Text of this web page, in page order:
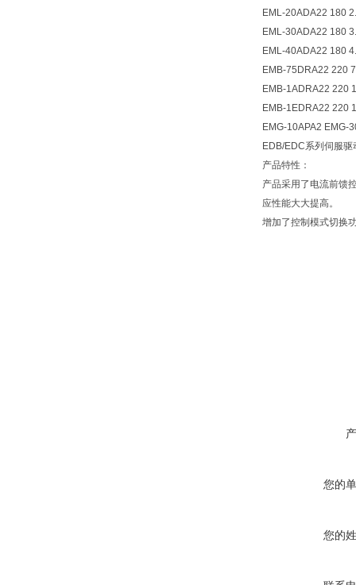
EML-20ADA22 180
EML-30ADA22 180
EML-40ADA22 180
EMB-75DRA22 220
EMB-1ADRA22 220
EMB-1EDRA22 220
EMG-10APA2 EMG-
EDB/EDC系列伺服驱
产品特性：
产品采用了电流前馈
应性能大大提高。
增加了控制模式切换
您的
您的